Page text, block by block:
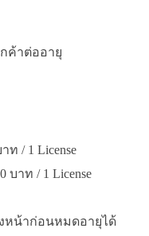
ค้าต่ออายุ
ท / 1 License
บาท / 1 License
หน้าก่อนหมดอายุได้